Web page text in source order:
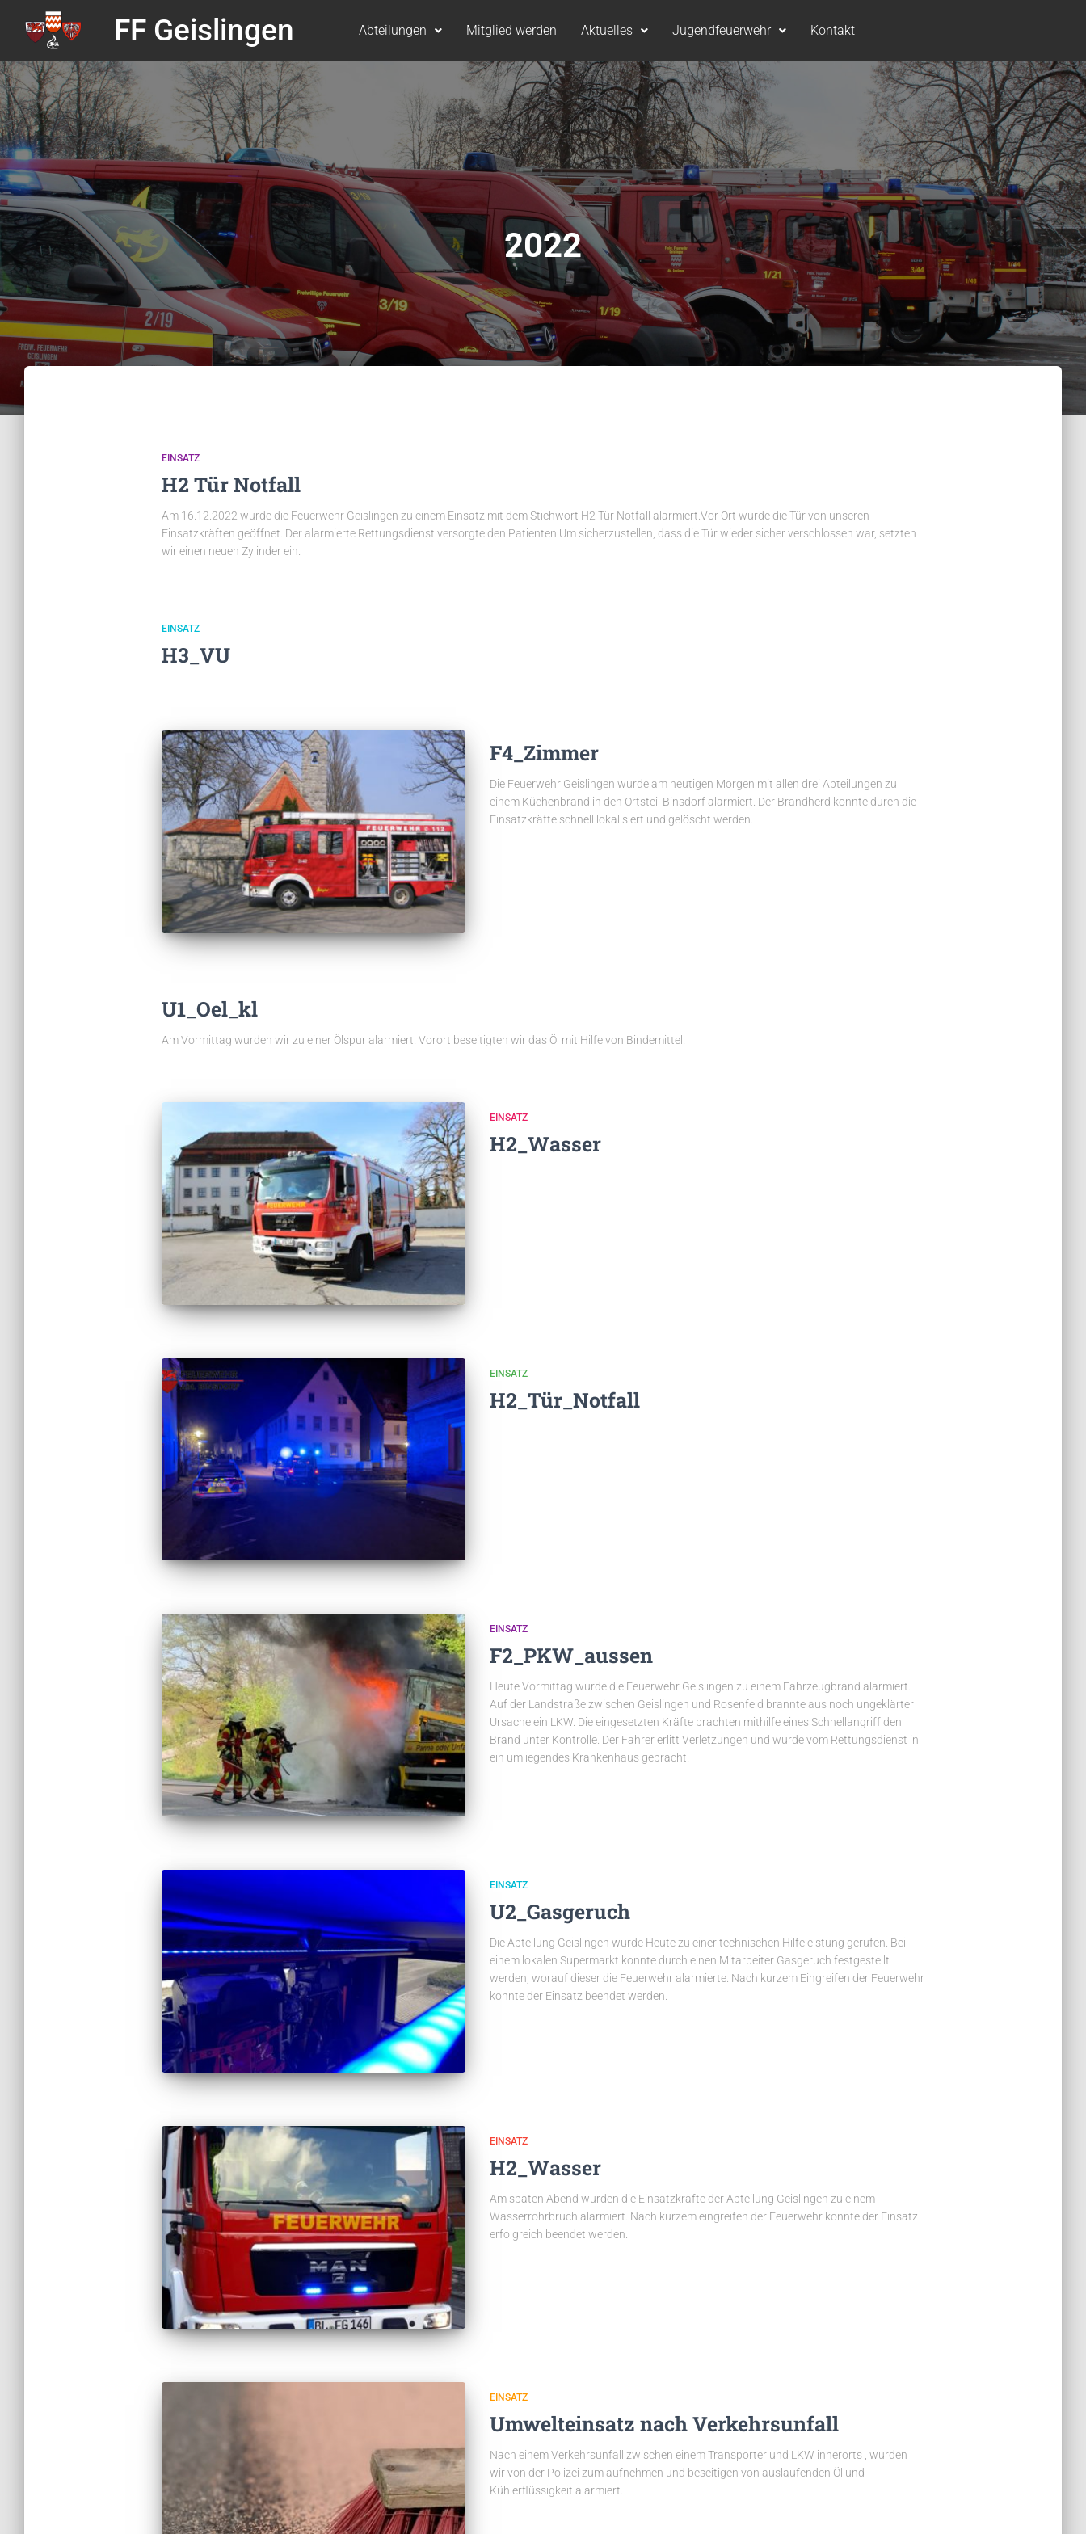
FF Geislingen Abteilungen Mitglied werden Aktuelles Jugendfeuerwehr Kontakt
2022
EINSATZ
H2 Tür Notfall
Am 16.12.2022 wurde die Feuerwehr Geislingen zu einem Einsatz mit dem Stichwort H2 Tür Notfall alarmiert.Vor Ort wurde die Tür von unseren
Einsatzkräften geöffnet. Der alarmierte Rettungsdienst versorgte den Patienten.Um sicherzustellen, dass die Tür wieder sicher verschlossen war, setzten
wir einen neuen Zylinder ein.
EINSATZ
H3_VU
F4_Zimmer
Die Feuerwehr Geislingen wurde am heutigen Morgen mit allen drei Abteilungen zu
einem Küchenbrand in den Ortsteil Binsdorf alarmiert. Der Brandherd konnte durch die
Einsatzkräfte schnell lokalisiert und gelöscht werden.
U1_Oel_kl
Am Vormittag wurden wir zu einer Ölspur alarmiert. Vorort beseitigten wir das Öl mit Hilfe von Bindemittel.
EINSATZ
H2_Wasser
EINSATZ
H2_Tür_Notfall
EINSATZ
F2_PKW_aussen
Heute Vormittag wurde die Feuerwehr Geislingen zu einem Fahrzeugbrand alarmiert.
Auf der Landstraße zwischen Geislingen und Rosenfeld brannte aus noch ungeklärter
Ursache ein LKW. Die eingesetzten Kräfte brachten mithilfe eines Schnellangriff den
Brand unter Kontrolle. Der Fahrer erlitt Verletzungen und wurde vom Rettungsdienst in
ein umliegendes Krankenhaus gebracht.
EINSATZ
U2_Gasgeruch
Die Abteilung Geislingen wurde Heute zu einer technischen Hilfeleistung gerufen. Bei
einem lokalen Supermarkt konnte durch einen Mitarbeiter Gasgeruch festgestellt
werden, worauf dieser die Feuerwehr alarmierte. Nach kurzem Eingreifen der Feuerwehr
konnte der Einsatz beendet werden.
EINSATZ
H2_Wasser
Am späten Abend wurden die Einsatzkräfte der Abteilung Geislingen zu einem
Wasserrohrbruch alarmiert. Nach kurzem eingreifen der Feuerwehr konnte der Einsatz
erfolgreich beendet werden.
EINSATZ
Umwelteinsatz nach Verkehrsunfall
Nach einem Verkehrsunfall zwischen einem Transporter und LKW innerorts , wurden
wir von der Polizei zum aufnehmen und beseitigen von auslaufenden Öl und
Kühlerflüssigkeit alarmiert.